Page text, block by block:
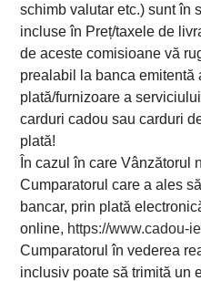
schimb valutar etc.) sunt în
incluse în Preț/taxele de
de aceste comisioane vă
prealabil la banca emitentă
plată/furnizoare a
carduri cadou sau carduri
plată!
În cazul în care Vânzătorul
Cumparatorul care a ales
bancar, prin plată
online, https://www.cadou-
Cumparatorul în vederea
inclusiv poate să trimită un